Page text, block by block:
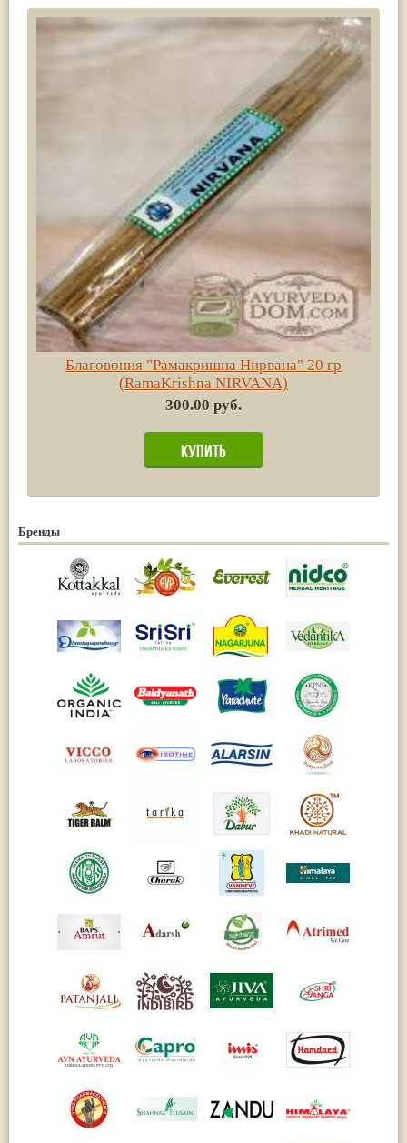
Благовония "Рамакришна Нирвана" 20 гр
(RamaKrishna NIRVANA)
300.00 руб.
Бренды